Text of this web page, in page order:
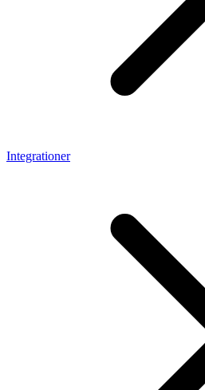
Integrationer